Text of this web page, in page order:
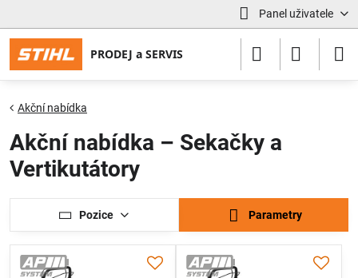
Panel uživatele
Akční nabídka
Akční nabídka – Sekačky a
Vertikutátory
Pozice Parametry